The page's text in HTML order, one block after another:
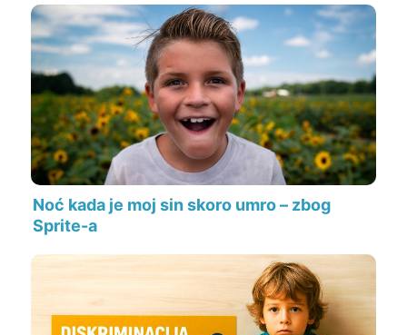
Noć kada je moj sin skoro umro – zbog
Sprite-a